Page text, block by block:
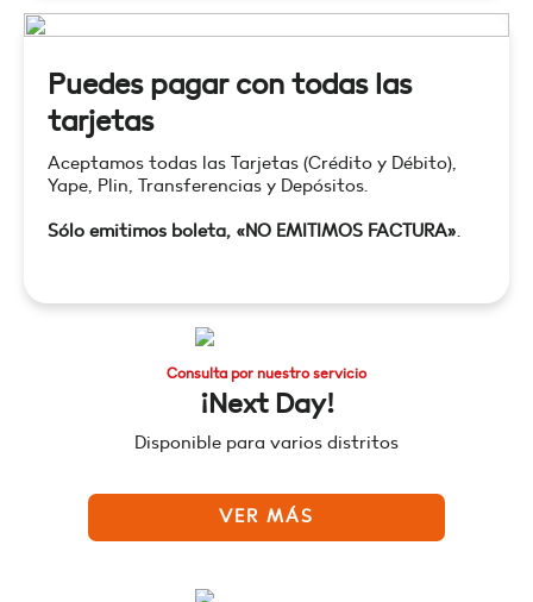
Puedes pagar con todas las
tarjetas
Aceptamos todas las Tarjetas (Crédito y Débito),
Yape, Plin, Transferencias y Depósitos.
Sólo emitimos boleta, «NO EMITIMOS FACTURA».
Consulta por nuestro servicio
¡Next Day!
Disponible para varios distritos
VER MÁS